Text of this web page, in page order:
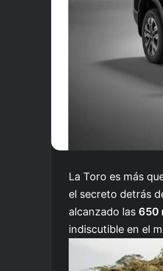
La Toro es más
el secreto detrás
alcanzado las 650
indiscutible en el